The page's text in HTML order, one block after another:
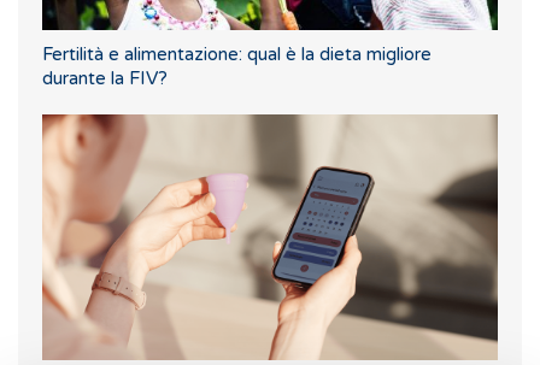
Fertilità e alimentazione: qual è la dieta migliore
durante la FIV?